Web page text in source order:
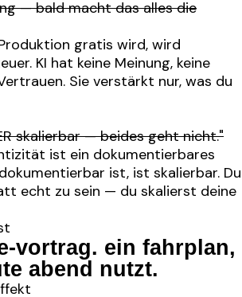
— bald macht das alles die
gratis wird, wird
KI hat keine Meinung, keine
Sie verstärkt nur, was du
skalierbar — beides geht nicht."
ist ein dokumentierbares
ist, ist skalierbar. Du
echt zu sein — du skalierst deine
vortrag. ein fahrplan,
abend nutzt.